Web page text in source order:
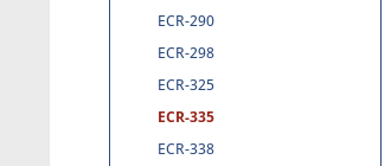
ECR-290
ECR-298
ECR-325
ECR-335
ECR-338